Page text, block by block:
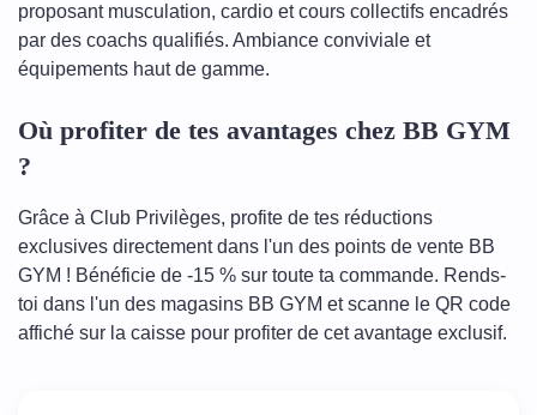
proposant musculation, cardio et cours collectifs encadrés
par des coachs qualifiés. Ambiance conviviale et
équipements haut de gamme.
Où profiter de tes avantages chez BB GYM
?
Grâce à Club Privilèges, profite de tes réductions
exclusives directement dans l'un des points de vente BB
GYM ! Bénéficie de -15 % sur toute ta commande. Rends-
toi dans l'un des magasins BB GYM et scanne le QR code
affiché sur la caisse pour profiter de cet avantage exclusif.